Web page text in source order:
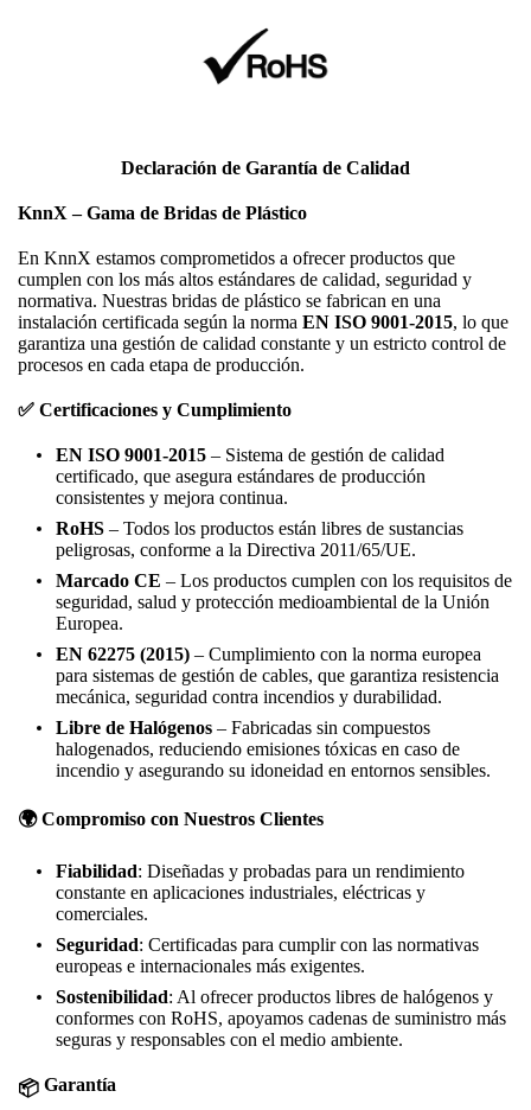
Declaración de Garantía de Calidad
KnnX – Gama de Bridas de Plástico
En KnnX estamos comprometidos a ofrecer productos que
cumplen con los más altos estándares de calidad, seguridad y
normativa. Nuestras bridas de plástico se fabrican en una
instalación certificada según la norma EN ISO 9001-2015, lo que
garantiza una gestión de calidad constante y un estricto control de
procesos en cada etapa de producción.
✅ Certificaciones y Cumplimiento
EN ISO 9001-2015 – Sistema de gestión de calidad
certificado, que asegura estándares de producción
consistentes y mejora continua.
RoHS – Todos los productos están libres de sustancias
peligrosas, conforme a la Directiva 2011/65/UE.
Marcado CE – Los productos cumplen con los requisitos de
seguridad, salud y protección medioambiental de la Unión
Europea.
EN 62275 (2015) – Cumplimiento con la norma europea
para sistemas de gestión de cables, que garantiza resistencia
mecánica, seguridad contra incendios y durabilidad.
Libre de Halógenos – Fabricadas sin compuestos
halogenados, reduciendo emisiones tóxicas en caso de
incendio y asegurando su idoneidad en entornos sensibles.
🌍 Compromiso con Nuestros Clientes
Fiabilidad: Diseñadas y probadas para un rendimiento
constante en aplicaciones industriales, eléctricas y
comerciales.
Seguridad: Certificadas para cumplir con las normativas
europeas e internacionales más exigentes.
Sostenibilidad: Al ofrecer productos libres de halógenos y
conformes con RoHS, apoyamos cadenas de suministro más
seguras y responsables con el medio ambiente.
📦 Garantía